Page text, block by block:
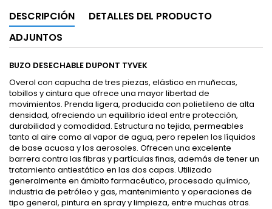
DESCRIPCIÓN
DETALLES DEL PRODUCTO
ADJUNTOS
BUZO DESECHABLE DUPONT TYVEK
Overol con capucha de tres piezas, elástico en muñecas,
tobillos y cintura que ofrece una mayor libertad de
movimientos. Prenda ligera, producida con polietileno de alta
densidad, ofreciendo un equilibrio ideal entre protección,
durabilidad y comodidad. Estructura no tejida, permeables
tanto al aire como al vapor de agua, pero repelen los líquidos
de base acuosa y los aerosoles. Ofrecen una excelente
barrera contra las fibras y partículas finas, además de tener un
tratamiento antiestático en las dos capas. Utilizado
generalmente en ámbito farmacéutico, procesado químico,
industria de petróleo y gas, mantenimiento y operaciones de
tipo general, pintura en spray y limpieza, entre muchas otras.